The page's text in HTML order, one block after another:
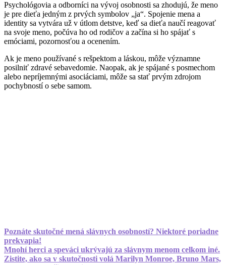
Psychológovia a odborníci na vývoj osobnosti sa zhodujú, že meno
je pre dieťa jedným z prvých symbolov „ja“. Spojenie mena a
identity sa vytvára už v útlom detstve, keď sa dieťa naučí reagovať
na svoje meno, počúva ho od rodičov a začína si ho spájať s
emóciami, pozornosťou a ocenením.
Ak je meno používané s rešpektom a láskou, môže významne
posilniť zdravé sebavedomie. Naopak, ak je spájané s posmechom
alebo nepríjemnými asociáciami, môže sa stať prvým zdrojom
pochybností o sebe samom.
Poznáte skutočné mená slávnych osobností? Niektoré poriadne
prekvapia!
Mnohí herci a speváci ukrývajú za slávnym menom celkom iné.
Zistite, ako sa v skutočnosti volá Marilyn Monroe, Bruno Mars,